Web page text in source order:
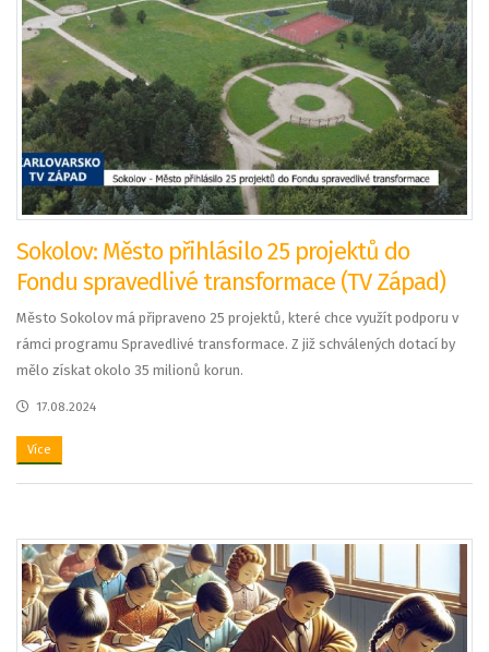
Sokolov: Město přihlásilo 25 projektů do
Fondu spravedlivé transformace (TV Západ)
Město Sokolov má připraveno 25 projektů, které chce využít podporu v
rámci programu Spravedlivé transformace. Z již schválených dotací by
mělo získat okolo 35 milionů korun.
17.08.2024
Více